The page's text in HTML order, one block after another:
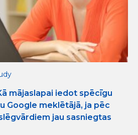
mājaslapai iedot spēcīgu
Google meklētājā, ja pēc
jau sasniegtas